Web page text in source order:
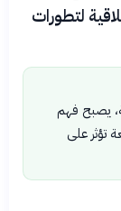
لتطورات
يصبح فهم
تؤثر على